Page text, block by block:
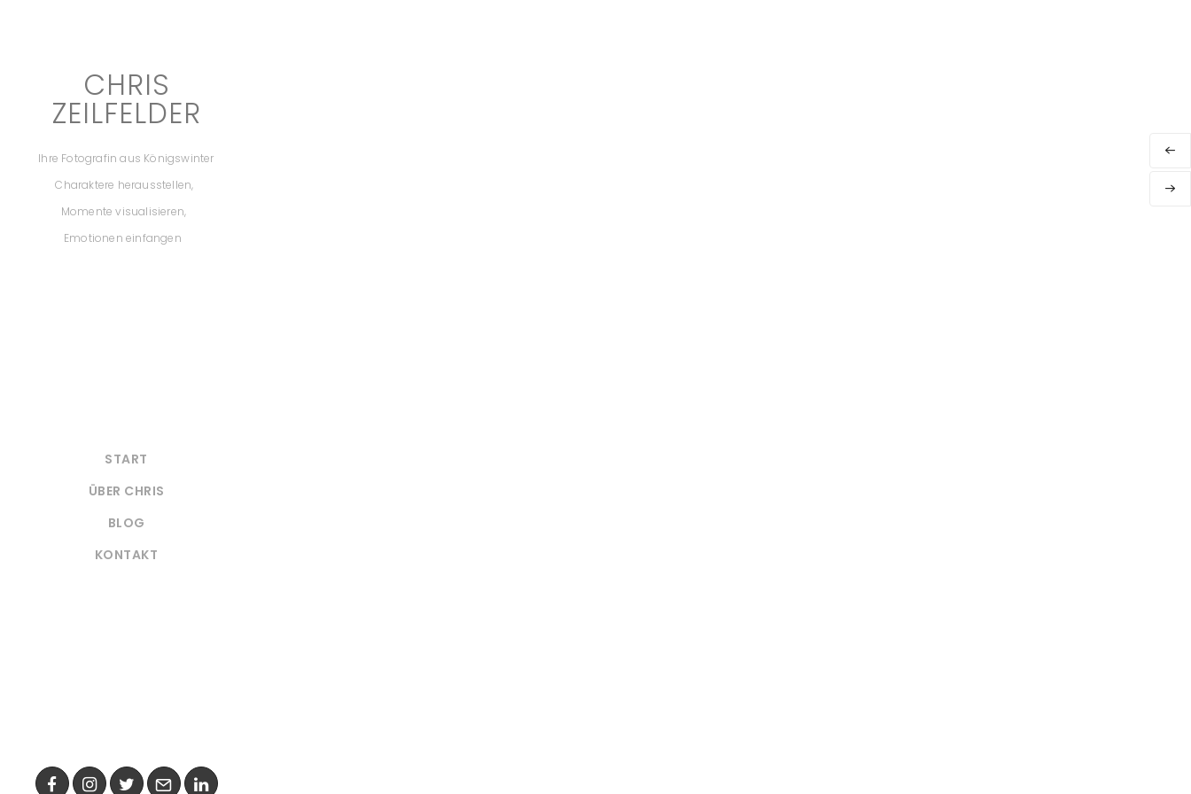
CHRIS
ZEILFELDER
Ihre Fotografin aus Königswinter
Charaktere herausstellen,
Momente visualisieren,
Emotionen einfangen
START
ÜBER CHRIS
BLOG
KONTAKT